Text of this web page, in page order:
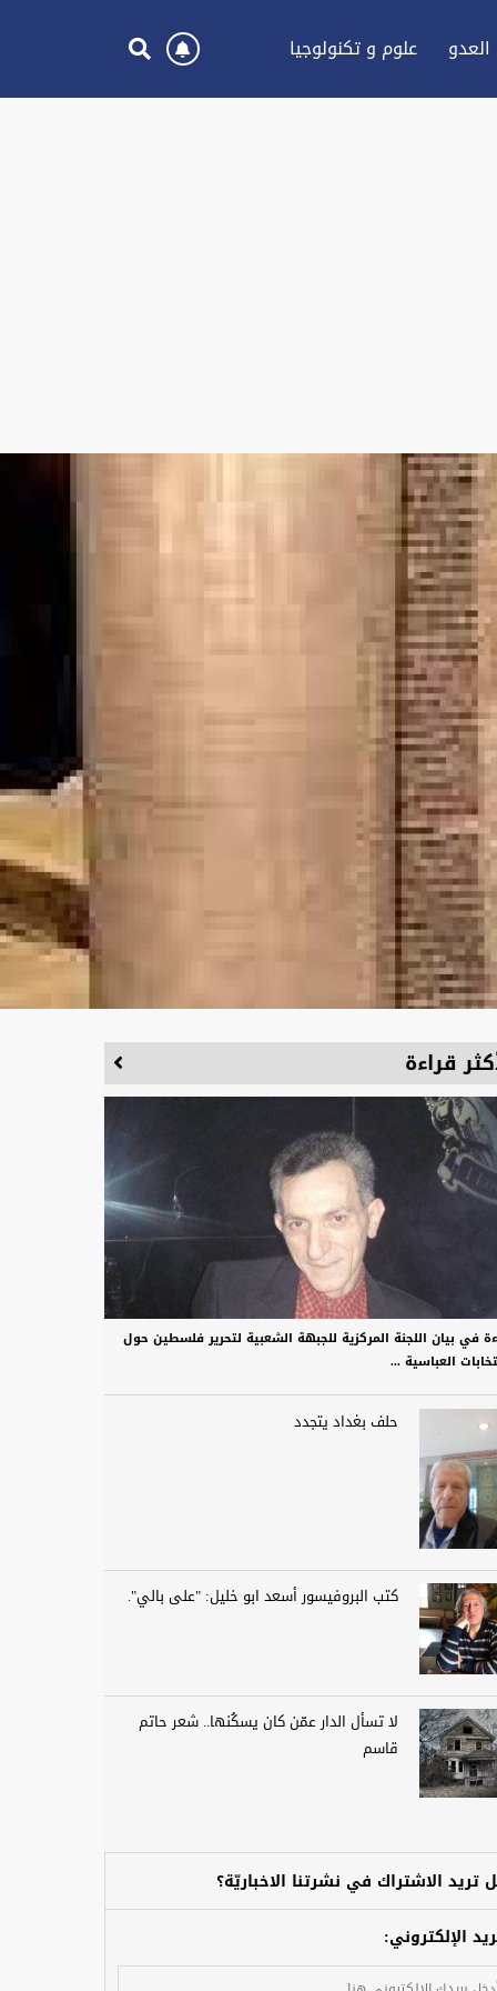
علوم و تكنولوجيا
قراءة
في بيان اللجنة المركزية للجبهة الشعبية لتحرير فلسطين حول
العباسية ...
حلف بغداد يتجدد
كتب البروفيسور أسعد ابو خليل: "على بالي".
لا تسأل الدار عمّن كان يسكُنها.. شعر حاتم
قاسم
تريد الاشتراك في نشرتنا الاخباريّة؟
الإلكتروني: